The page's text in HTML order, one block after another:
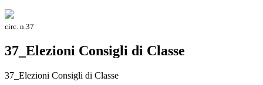
circ. n.37
37_Elezioni Consigli di Classe
37_Elezioni Consigli di Classe